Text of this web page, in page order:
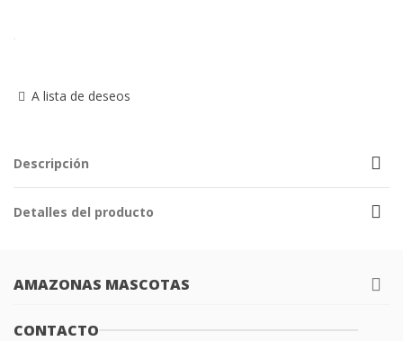
A lista de deseos
Descripción
Detalles del producto
AMAZONAS MASCOTAS
CONTACTO